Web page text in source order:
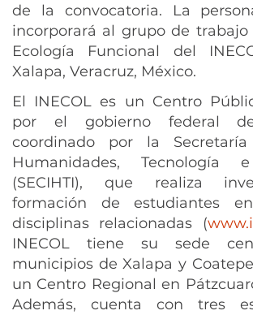
de la convocatoria. La
incorporará al grupo de
Ecología Funcional del
Xalapa, Veracruz, México.
El INECOL es un Centro
por el gobierno federal
coordinado por la
Humanidades, Tecnología
(SECIHTI), que realiza
formación de estudiantes
disciplinas relacionadas (
INECOL tiene su sede
municipios de Xalapa y
un Centro Regional en
Además, cuenta con tres